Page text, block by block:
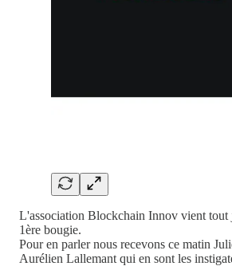
L'association Blockchain Innov vient tout
1ère bougie.
Pour en parler nous recevons ce matin
Aurélien Lallemant qui en sont les